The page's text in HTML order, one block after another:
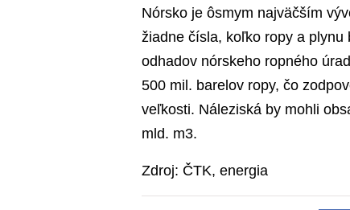
Nórsko je ôsmym najväčším
žiadne čísla, koľko ropy a
odhadov nórskeho ropného
500 mil. barelov ropy, čo
veľkosti. Náleziská by mohli
mld. m3.
Zdroj: ČTK, energia